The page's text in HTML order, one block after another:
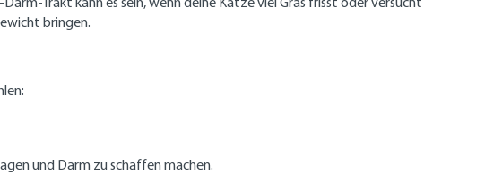
bringen.
und Darm zu schaffen machen.